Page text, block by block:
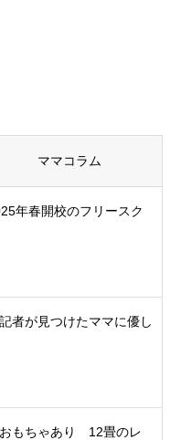
ママコラム
年春開校のフリースク
者が見つけたママに優し
もちゃあり 12畳のレ